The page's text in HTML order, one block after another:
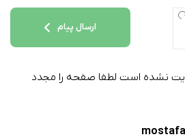
ارسال پیام
نشده است لطفا صفحه را مجدد